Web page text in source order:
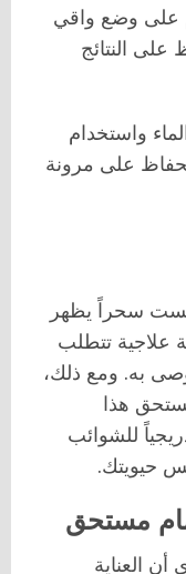
على وضع واقي
النتائج
واستخدام
على مرونة
سحراً يظهر
علاجية تتطلب
به. ومع ذلك،
هذا
للشوائب
حيويتك.
مستحق
العناية